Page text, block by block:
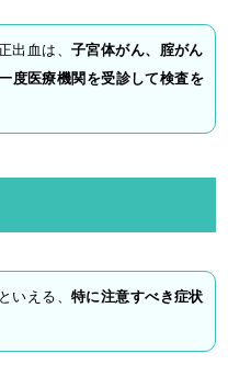
出血は、子宮体がん、腟がん
度医療機関を受診して検査を
いえる、特に注意すべき症状